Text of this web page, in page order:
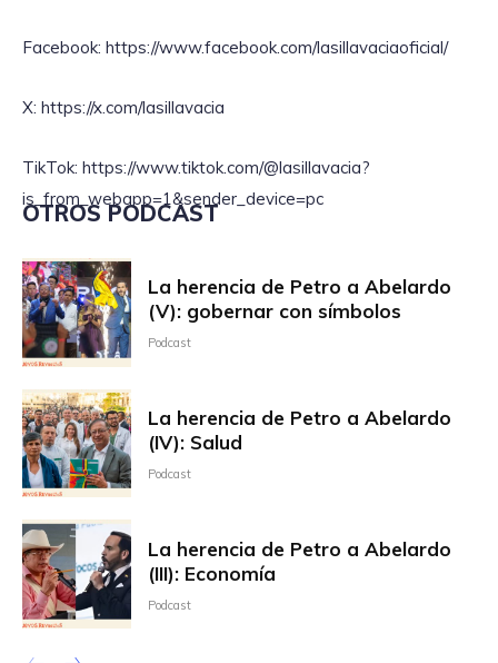
Facebook: https://www.facebook.com/lasillavaciaoficial/
X: https://x.com/lasillavacia
TikTok: https://www.tiktok.com/@lasillavacia?
is_from_webapp=1&sender_device=pc
OTROS PODCAST
La herencia de Petro a Abelardo
(V): gobernar con símbolos
Podcast
La herencia de Petro a Abelardo
(IV): Salud
Podcast
La herencia de Petro a Abelardo
(III): Economía
Podcast